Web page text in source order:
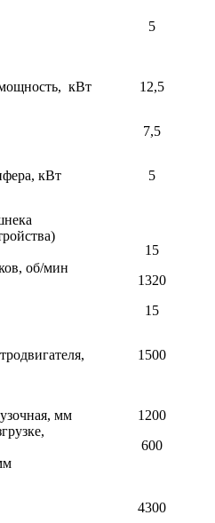
5
кВт 12,5
7,5
кВт 5
об/мин
15
1320
15
1500
мм
1200
600
4300